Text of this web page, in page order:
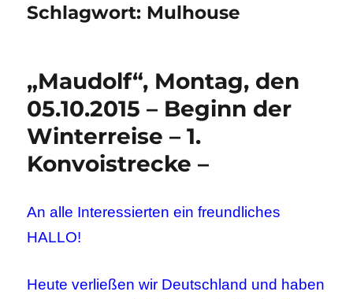
Schlagwort: Mulhouse
„Maudolf“, Montag, den
05.10.2015 – Beginn der
Winterreise – 1.
Konvoistrecke –
An alle Interessierten ein freundliches
HALLO!
Heute verließen wir Deutschland und haben